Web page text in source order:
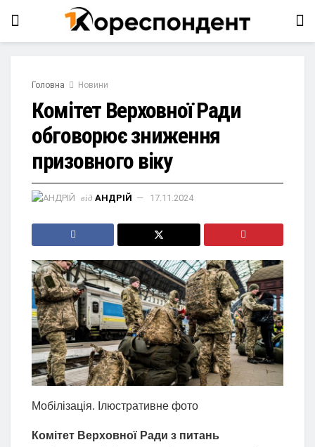
Головна Новини
Комітет Верховної Ради
обговорює зниження
призовного віку
від АНДРІЙ 17.11.2024
Мобілізація. Ілюстративне фото
Комітет Верховної Ради з питань